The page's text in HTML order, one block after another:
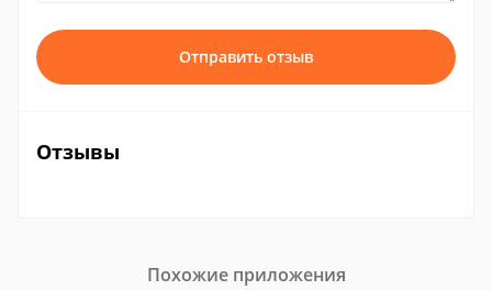
Отправить отзыв
Отзывы
Похожие приложения